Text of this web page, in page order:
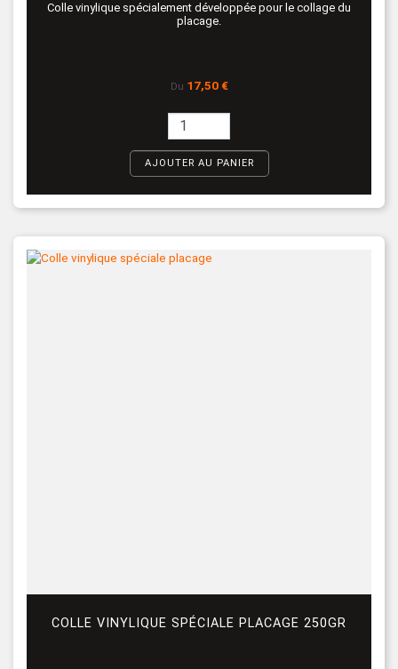
Colle vinylique spécialement développée pour le collage du
placage.
Du Prix
17,50 €
AJOUTER AU PANIER
COLLE VINYLIQUE SPÉCIALE PLACAGE 250GR